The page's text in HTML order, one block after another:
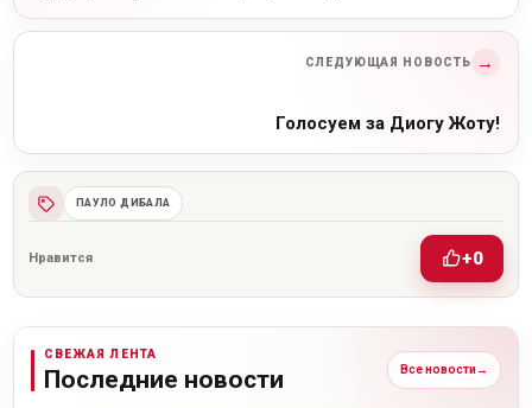
СЛЕДУЮЩАЯ НОВОСТЬ →
Голосуем за Диогу Жоту!
ПАУЛО ДИБАЛА
Нравится +0
СВЕЖАЯ ЛЕНТА
Последние новости Все новости→